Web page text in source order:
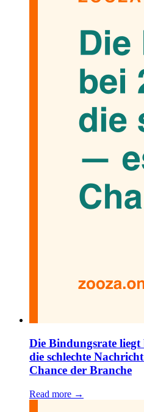
Die Bindungsrate
die schlechte
Chance der Branche
Read more →